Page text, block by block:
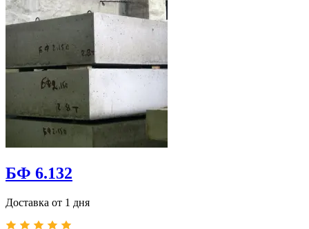
БФ 6.132
Доставка от 1 дня